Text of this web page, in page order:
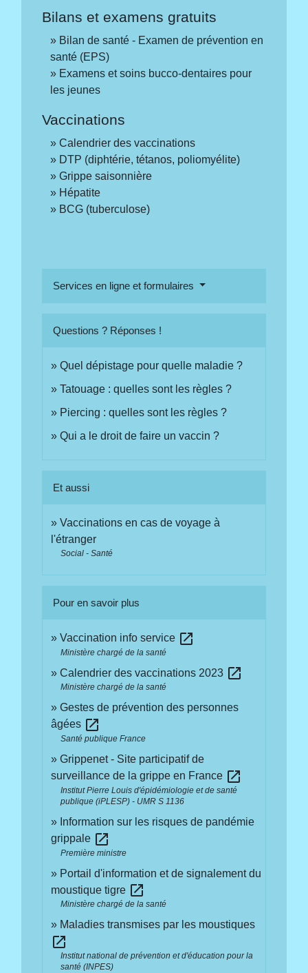
Bilans et examens gratuits
Bilan de santé - Examen de prévention en
santé (EPS)
Examens et soins bucco-dentaires pour
les jeunes
Vaccinations
Calendrier des vaccinations
DTP (diphtérie, tétanos, poliomyélite)
Grippe saisonnière
Hépatite
BCG (tuberculose)
Services en ligne et formulaires
Questions ? Réponses !
Quel dépistage pour quelle maladie ?
Tatouage : quelles sont les règles ?
Piercing : quelles sont les règles ?
Qui a le droit de faire un vaccin ?
Et aussi
Vaccinations en cas de voyage à
l'étranger
Social - Santé
Pour en savoir plus
Vaccination info service open_in_new
Ministère chargé de la santé
Calendrier des vaccinations 2023 open_in_new
Ministère chargé de la santé
Gestes de prévention des personnes
âgées open_in_new
Santé publique France
Grippenet - Site participatif de
surveillance de la grippe en France open_in_new
Institut Pierre Louis d'épidémiologie et de santé
publique (iPLESP) - UMR S 1136
Information sur les risques de pandémie
grippale open_in_new
Première ministre
Portail d'information et de signalement du
moustique tigre open_in_new
Ministère chargé de la santé
Maladies transmises par les moustiques
open_in_new
Institut national de prévention et d'éducation pour la
santé (INPES)